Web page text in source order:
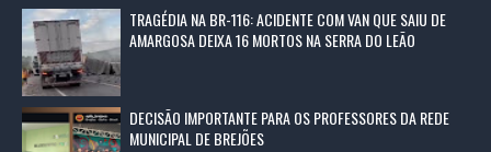
TRAGÉDIA NA BR-116: ACIDENTE COM VAN QUE SAIU DE
AMARGOSA DEIXA 16 MORTOS NA SERRA DO LEÃO
DECISÃO IMPORTANTE PARA OS PROFESSORES DA REDE
MUNICIPAL DE BREJÕES